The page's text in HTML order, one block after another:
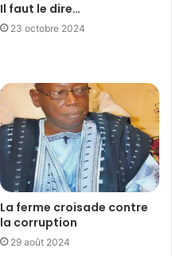
Il faut le dire…
23 octobre 2024
La ferme croisade contre
la corruption
29 août 2024